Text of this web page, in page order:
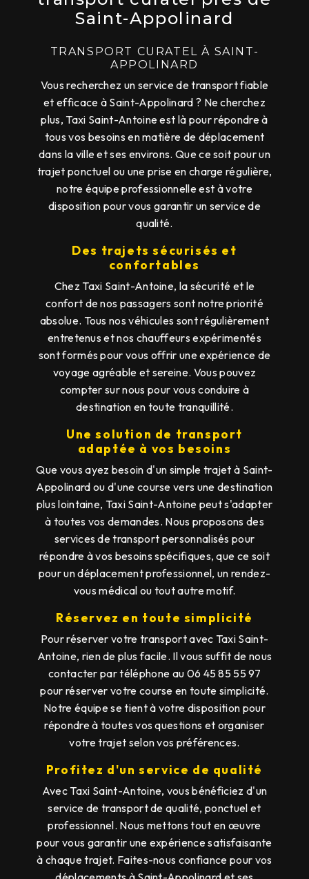
Saint-Appolinard
TRANSPORT CURATEL À SAINT-
APPOLINARD
Vous recherchez un service de transport fiable
et efficace à Saint-Appolinard ? Ne cherchez
plus, Taxi Saint-Antoine est là pour répondre à
tous vos besoins en matière de déplacement
dans la ville et ses environs. Que ce soit pour un
trajet ponctuel ou une prise en charge régulière,
notre équipe professionnelle est à votre
disposition pour vous garantir un service de
qualité.
Des trajets sécurisés et
confortables
Chez Taxi Saint-Antoine, la sécurité et le
confort de nos passagers sont notre priorité
absolue. Tous nos véhicules sont régulièrement
entretenus et nos chauffeurs expérimentés
sont formés pour vous offrir une expérience de
voyage agréable et sereine. Vous pouvez
compter sur nous pour vous conduire à
destination en toute tranquillité.
Une solution de transport
adaptée à vos besoins
Que vous ayez besoin d'un simple trajet à Saint-
Appolinard ou d'une course vers une destination
plus lointaine, Taxi Saint-Antoine peut s'adapter
à toutes vos demandes. Nous proposons des
services de transport personnalisés pour
répondre à vos besoins spécifiques, que ce soit
pour un déplacement professionnel, un rendez-
vous médical ou tout autre motif.
Réservez en toute simplicité
Pour réserver votre transport avec Taxi Saint-
Antoine, rien de plus facile. Il vous suffit de nous
contacter par téléphone au 06 45 85 55 97
pour réserver votre course en toute simplicité.
Notre équipe se tient à votre disposition pour
répondre à toutes vos questions et organiser
votre trajet selon vos préférences.
Profitez d'un service de qualité
Avec Taxi Saint-Antoine, vous bénéficiez d'un
service de transport de qualité, ponctuel et
professionnel. Nous mettons tout en œuvre
pour vous garantir une expérience satisfaisante
à chaque trajet. Faites-nous confiance pour vos